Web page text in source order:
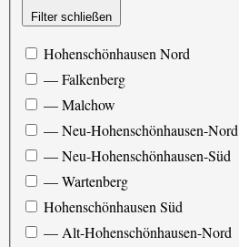
Filter schließen
Hohenschönhausen Nord
— Falkenberg
— Malchow
— Neu-Hohenschönhausen-Nord
— Neu-Hohenschönhausen-Süd
— Wartenberg
Hohenschönhausen Süd
— Alt-Hohenschönhausen-Nord